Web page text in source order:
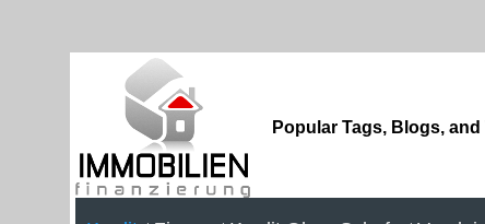
Popular Tags, Blogs,